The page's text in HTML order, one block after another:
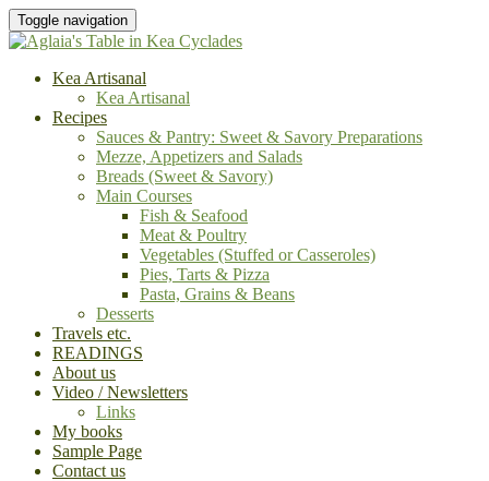
Toggle navigation
Kea Artisanal
Kea Artisanal
Recipes
Sauces & Pantry: Sweet & Savory Preparations
Mezze, Appetizers and Salads
Breads (Sweet & Savory)
Main Courses
Fish & Seafood
Meat & Poultry
Vegetables (Stuffed or Casseroles)
Pies, Tarts & Pizza
Pasta, Grains & Beans
Desserts
Travels etc.
READINGS
About us
Video / Newsletters
Links
My books
Sample Page
Contact us